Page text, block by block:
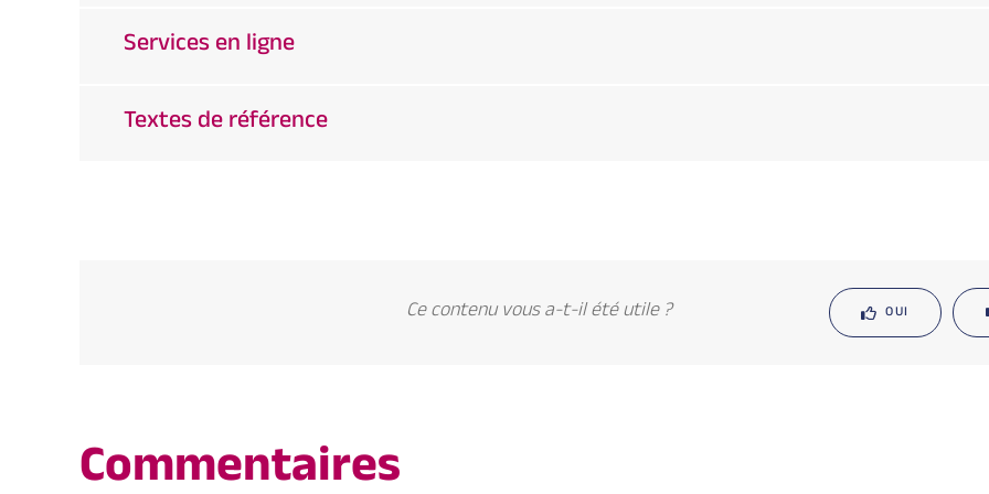
Services en ligne
Textes de référence
Ce contenu vous a-t-il été utile ? OUI
Commentaires